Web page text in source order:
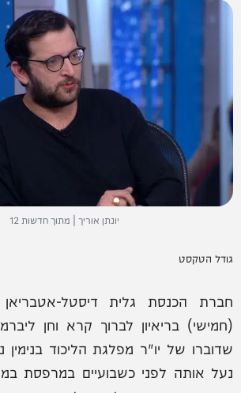
יונתן אוריך | מתוך חדשות 12
גודל הטקסט
חברת הכנסת גלית דיסטל-
(חמישי) בריאיון לברוך קרא וחן
שדוברו של יו"ר מפלגת הליכוד בנימין
נעל אותה לפני כשבועיים במרפסת